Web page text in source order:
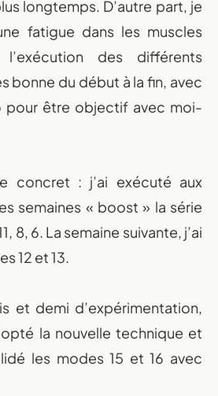
longtemps. D’autre part, je
fatigue dans les muscles
des différents
bonne du début à la fin, avec
pour être objectif avec moi-
concret : j’ai exécuté aux
semaines « boost » la série
8, 6. La semaine suivante, j’ai
12 et 13.
et demi d’expérimentation,
la nouvelle technique et
les modes 15 et 16 avec